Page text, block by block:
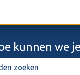
kunnen we